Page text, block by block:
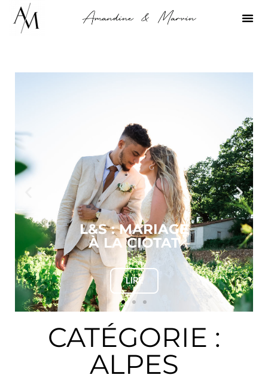
L&S : MARIAGE
À LA CIOTAT
LIRE
CATÉGORIE :
ALPES